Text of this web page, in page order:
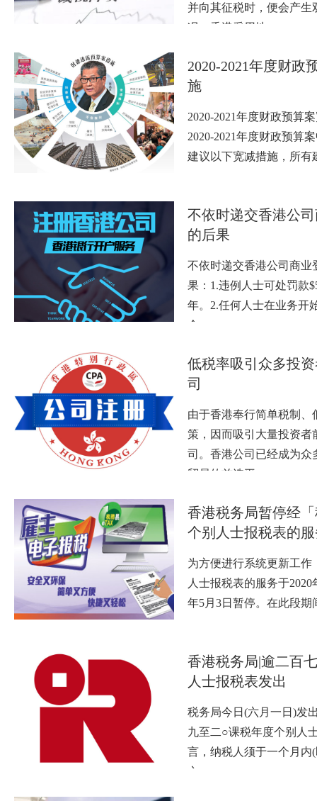
并向其征税时，便会产生
况。香港采用地…
2020-2021年度财政
施
2020-2021年度财政预算
2020-2021年度财政预算
建议以下宽减措施，所
不依时递交香港公
的后果
不依时递交香港公司商业
果：1.违例人士可处罚款
年。2.任何人士在业务开
个…
低税率吸引众多投
司
由于香港奉行简单税制、
策，因而吸引大量投资者
司。香港公司已经成为众
贸易的首选平…
香港税务局暂停经
个别人士报税表的
为方便进行系统更新工作
人士报税表的服务于2020
年5月3日暂停。在此段
香港税务局|逾二百
人士报税表发出
税务局今日(六月一日)发
九至二○课税年度个别人
言，纳税人须于一个月内
之…